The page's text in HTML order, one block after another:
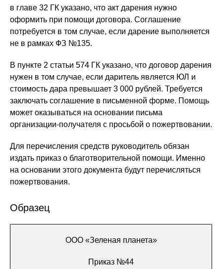
в главе 32 ГК указано, что акт дарения нужно
оформить при помощи договора. Соглашение
потребуется в том случае, если дарение выполняется
не в рамках ФЗ №135.
В пункте 2 статьи 574 ГК указано, что договор дарения
нужен в том случае, если даритель является ЮЛ и
стоимость дара превышает 3 000 рублей. Требуется
заключать соглашение в письменной форме. Помощь
может оказываться на основании письма
организации-получателя с просьбой о пожертвовании.
Для перечисления средств руководитель обязан
издать приказ о благотворительной помощи. Именно
на основании этого документа будут перечисляться
пожертвования.
Образец
ООО «Зеленая планета»
Приказ №44